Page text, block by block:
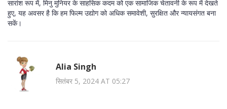
सारांश रूप में, मिनु मुनियर के साहसिक कदम को एक सामाजिक चेतावनी के रूप में देखते
हुए, यह अवसर है कि हम फिल्म उद्योग को अधिक समावेशी, सुरक्षित और न्यायसंगत बना
सकें।
Alia Singh
सितंबर 5, 2024 AT 05:27